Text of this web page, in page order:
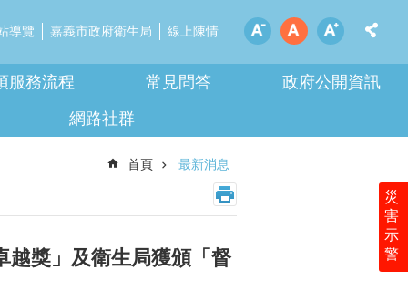
導覽 嘉義市政府衛生局 線上陳情
災
害
示
警
服務流程 常見問答
政府公開資訊
網路社群
首頁 最新消息
越獎」及衛生局獲頒「督